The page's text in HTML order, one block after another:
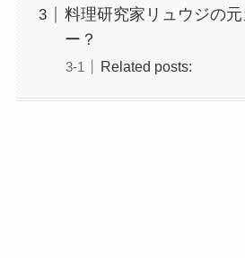
料理研究家リュウジの
ー？
Related posts: